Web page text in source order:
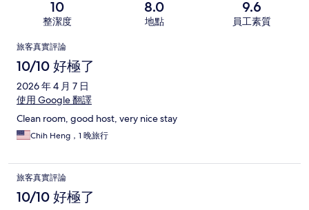
10
整潔度
8.0
地點
9.6
員工素質
評
論
旅客真實評論
10/10 好極了
2026 年 4 月 7 日
使用 Google 翻譯
Clean room, good host, very nice stay
Chih Heng，1 晚旅行
旅客真實評論
10/10 好極了